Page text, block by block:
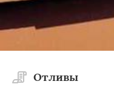
Отливы